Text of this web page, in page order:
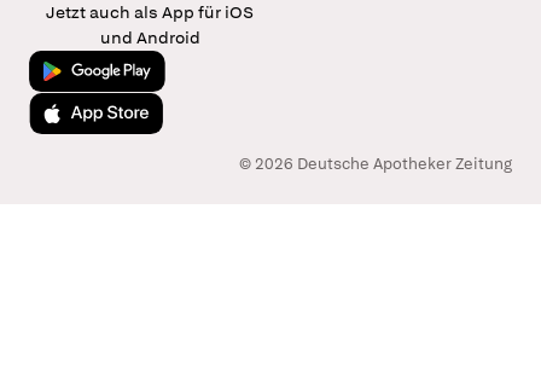
Jetzt auch als App für iOS
und Android
Jetzt bei Google Play
Laden im App Store
© 2026 Deutsche Apotheker Zeitung